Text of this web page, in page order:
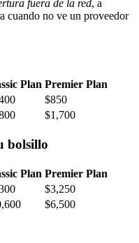
fuera de la red, a
cuando no ve un proveedor
Plan Premier Plan
$850
$1,700
bolsillo
Plan Premier Plan
$3,250
$6,500